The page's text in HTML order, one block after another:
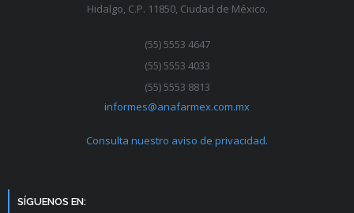
Hidalgo, C.P. 11850, Ciudad de México.
(55) 5553 4647
(55) 5553 4033
(55) 5553 8813
informes@anafarmex.com.mx
Consulta nuestro aviso de privacidad.
SÍGUENOS EN: